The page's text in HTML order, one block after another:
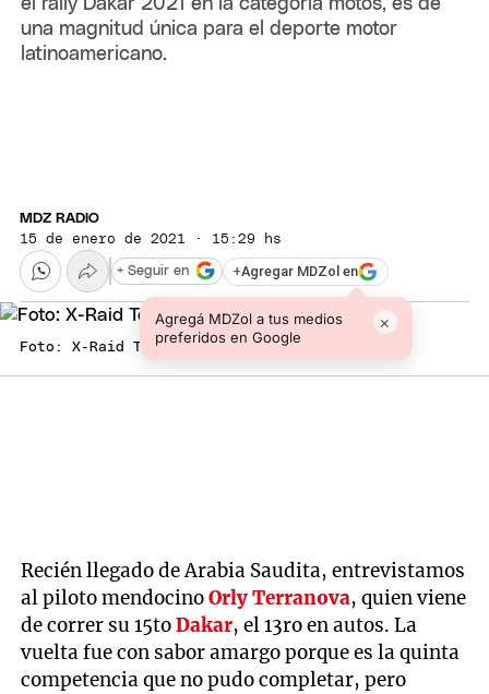
una magnitud única para el deporte motor
latinoamericano.
MDZ RADIO
15 de enero de 2021 · 15:29 hs
+Agregar MDZol en
Agregá MDZol a tus medios
preferidos en Google
×
+ Seguir en
Foto: X-Raid Team
Recién llegado de Arabia Saudita, entrevistamos
al piloto mendocinoOrly Terranova, quien viene
de correr su 15toDakar, el 13ro en autos. La
vuelta fue con sabor amargo porque es la quinta
competencia que no pudo completar, pero